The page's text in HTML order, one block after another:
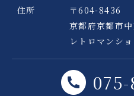
住所
〒604-8436
京都府京都市
レトロマンシ
075-